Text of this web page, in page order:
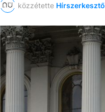
közzétette Hírszerkesztő